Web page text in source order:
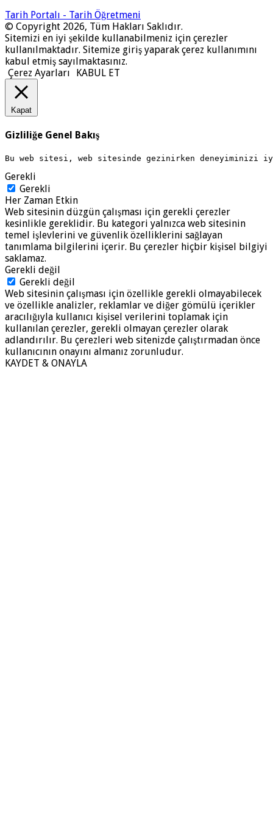
Tarih Portalı - Tarih Öğretmeni
© Copyright 2026, Tüm Hakları Saklıdır.
Sitemizi en iyi şekilde kullanabilmeniz için çerezler
kullanılmaktadır. Sitemize giriş yaparak çerez kullanımını
kabul etmiş sayılmaktasınız.
Çerez Ayarları
KABUL ET
Kapat
Gizliliğe Genel Bakış
Bu web sitesi, web sitesinde gezinirken deneyiminizi
Gerekli
Gerekli
Her Zaman Etkin
Web sitesinin düzgün çalışması için gerekli çerezler
kesinlikle gereklidir. Bu kategori yalnızca web sitesinin
temel işlevlerini ve güvenlik özelliklerini sağlayan
tanımlama bilgilerini içerir. Bu çerezler hiçbir kişisel bilgiyi
saklamaz.
Gerekli değil
Gerekli değil
Web sitesinin çalışması için özellikle gerekli olmayabilecek
ve özellikle analizler, reklamlar ve diğer gömülü içerikler
aracılığıyla kullanıcı kişisel verilerini toplamak için
kullanılan çerezler, gerekli olmayan çerezler olarak
adlandırılır. Bu çerezleri web sitenizde çalıştırmadan önce
kullanıcının onayını almanız zorunludur.
KAYDET & ONAYLA